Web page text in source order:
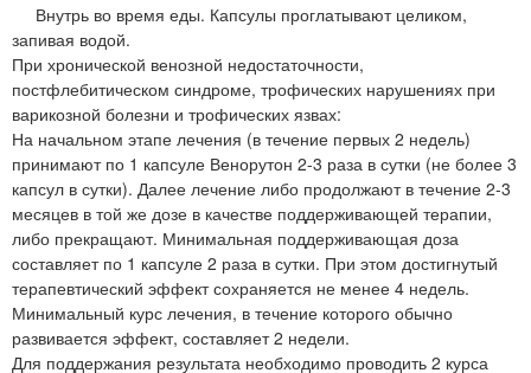
Внутрь во время еды. Капсулы проглатывают целиком,
запивая водой.
При хронической венозной недостаточности,
постфлебитическом синдроме, трофических нарушениях при
варикозной болезни и трофических язвах:
На начальном этапе лечения (в течение первых 2 недель)
принимают по 1 капсуле Венорутон 2-3 раза в сутки (не более 3
капсул в сутки). Далее лечение либо продолжают в течение 2-3
месяцев в той же дозе в качестве поддерживающей терапии,
либо прекращают. Минимальная поддерживающая доза
составляет по 1 капсуле 2 раза в сутки. При этом достигнутый
терапевтический эффект сохраняется не менее 4 недель.
Минимальный курс лечения, в течение которого обычно
развивается эффект, составляет 2 недели.
Для поддержания результата необходимо проводить 2 курса